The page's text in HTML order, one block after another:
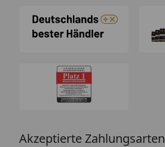
Akzeptierte Zahlungsarten